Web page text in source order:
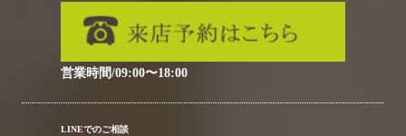
営業時間/09:00〜18:00
LINEでのご相談